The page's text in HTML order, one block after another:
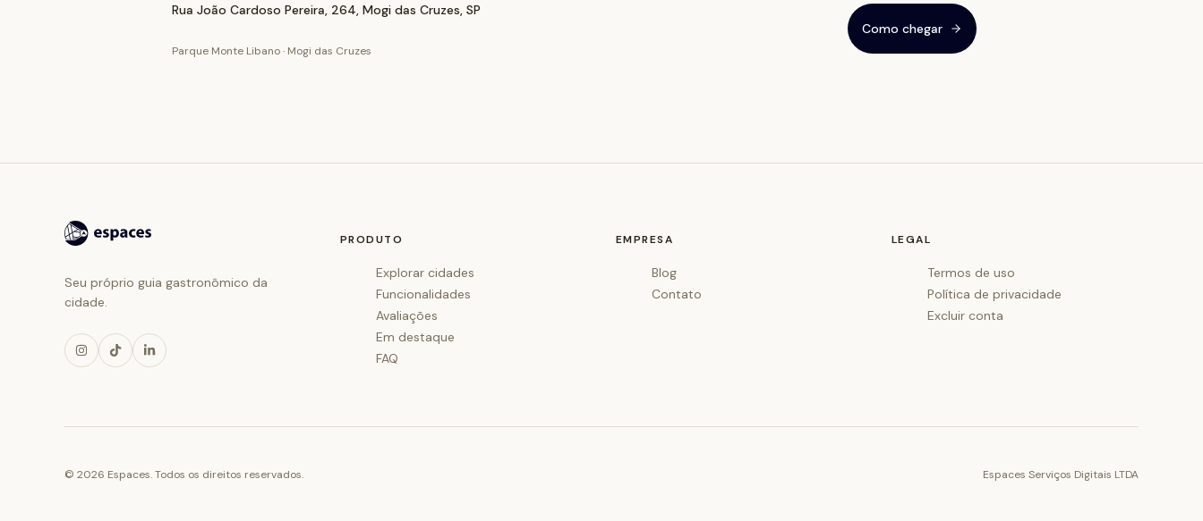
Rua João Cardoso Pereira, 264, Mogi das Cruzes, SP
Parque Monte Libano · Mogi das Cruzes
Como chegar
Seu próprio guia gastronômico da
cidade.
PRODUTO
Explorar cidades
Funcionalidades
Avaliações
Em destaque
FAQ
EMPRESA
Blog
Contato
LEGAL
Termos de uso
Política de privacidade
Excluir conta
© 2026 Espaces. Todos os direitos reservados. Espaces Serviços Digitais LTDA